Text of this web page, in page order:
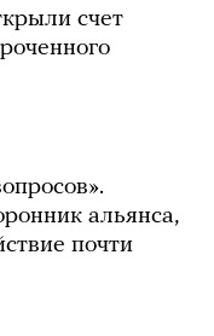
счет
альянса,
почти